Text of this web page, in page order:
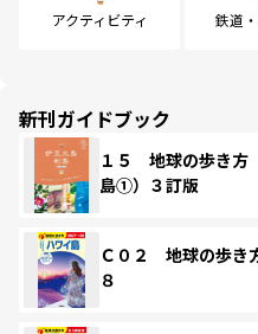
アクティビティ 鉄道
新刊ガイドブック
１５ 地球の歩き
島①）３訂版
Ｃ０２ 地球の歩き
８